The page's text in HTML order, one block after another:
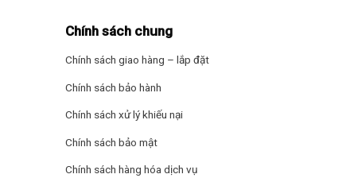
Chính sách chung
Chính sách giao hàng – lắp đặt
Chính sách bảo hành
Chính sách xử lý khiếu nại
Chính sách bảo mật
Chính sách hàng hóa dịch vụ